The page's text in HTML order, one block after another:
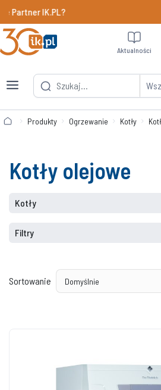
IK.PL?
Aktualności
Produkty Ogrzewanie Kotły
Kotły olejowe
Kotły
Filtry
Sortowanie